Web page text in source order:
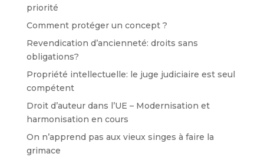
priorité
Comment protéger un concept ?
Revendication d’ancienneté: droits sans
obligations?
Propriété intellectuelle: le juge judiciaire est seul
compétent
Droit d’auteur dans l’UE – Modernisation et
harmonisation en cours
On n’apprend pas aux vieux singes à faire la
grimace